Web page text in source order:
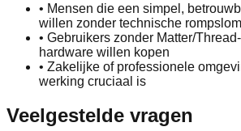
• Mensen die een simpel,
willen zonder technische
• Gebruikers zonder Matter/
hardware willen kopen
• Zakelijke of professionele
werking cruciaal is
Veelgestelde vragen